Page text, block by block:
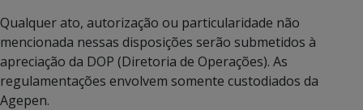
Qualquer ato, autorização ou particularidade não
mencionada nessas disposições serão submetidos à
apreciação da DOP (Diretoria de Operações). As
regulamentações envolvem somente custodiados da
Agepen.